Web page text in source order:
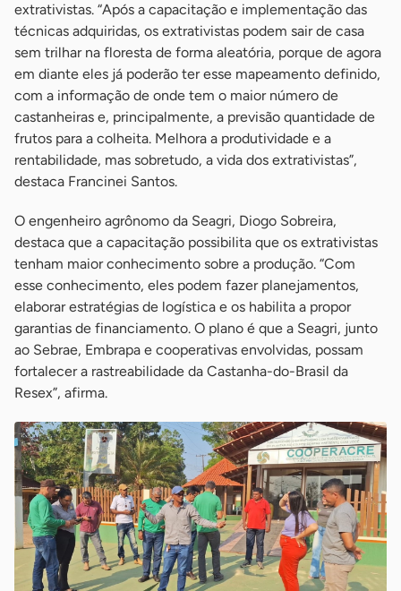
extrativistas. “Após a capacitação e implementação das
técnicas adquiridas, os extrativistas podem sair de casa
sem trilhar na floresta de forma aleatória, porque de agora
em diante eles já poderão ter esse mapeamento definido,
com a informação de onde tem o maior número de
castanheiras e, principalmente, a previsão quantidade de
frutos para a colheita. Melhora a produtividade e a
rentabilidade, mas sobretudo, a vida dos extrativistas”,
destaca Francinei Santos.
O engenheiro agrônomo da Seagri, Diogo Sobreira,
destaca que a capacitação possibilita que os extrativistas
tenham maior conhecimento sobre a produção. “Com
esse conhecimento, eles podem fazer planejamentos,
elaborar estratégias de logística e os habilita a propor
garantias de financiamento. O plano é que a Seagri, junto
ao Sebrae, Embrapa e cooperativas envolvidas, possam
fortalecer a rastreabilidade da Castanha-do-Brasil da
Resex”, afirma.